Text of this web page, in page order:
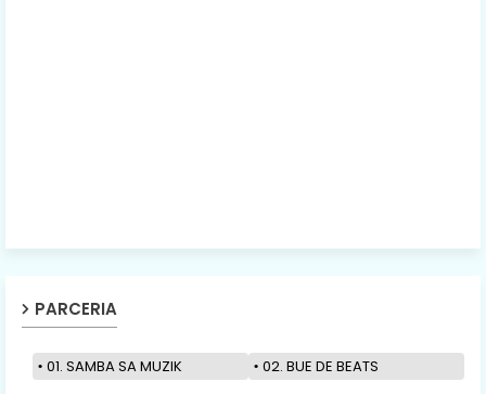
PARCERIA
01. SAMBA SA MUZIK 02. BUE DE BEATS